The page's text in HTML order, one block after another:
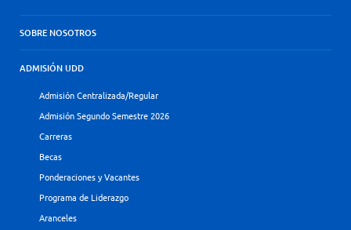
SOBRE NOSOTROS
ADMISIÓN UDD
Admisión Centralizada/Regular
Admisión Segundo Semestre 2026
Carreras
Becas
Ponderaciones y Vacantes
Programa de Liderazgo
Aranceles